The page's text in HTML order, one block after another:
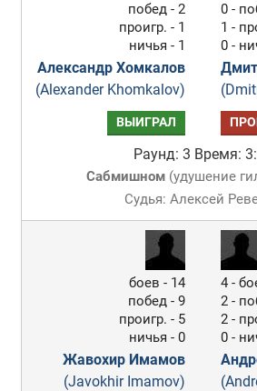
побед - 2
проигр. - 1
ничья - 1
Александр Хомкалов
(Alexander Khomkalov)
0 -
1 -
0 -
ВЫИГРАЛ
Раунд: 3 Время:
Сабмишном(удушение
Судья: Алексей
боев - 14
побед - 9
проигр. - 5
ничья - 0
Жавохир Имамов
(Javokhir Imamov)
4 -
2 -
2 -
0 -